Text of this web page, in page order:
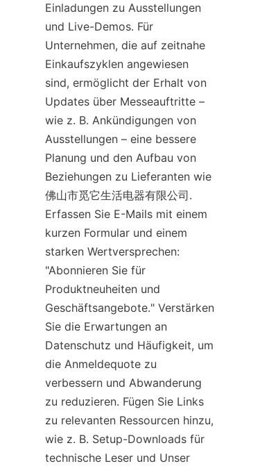
Einladungen zu Ausstellungen
und Live-Demos. Für
Unternehmen, die auf zeitnahe
Einkaufszyklen angewiesen
sind, ermöglicht der Erhalt von
Updates über Messeauftritte –
wie z. B. Ankündigungen von
Ausstellungen – eine bessere
Planung und den Aufbau von
Beziehungen zu Lieferanten wie
佛山市觅它生活电器有限公司.
Erfassen Sie E-Mails mit einem
kurzen Formular und einem
starken Wertversprechen:
"Abonnieren Sie für
Produktneuheiten und
Geschäftsangebote." Verstärken
Sie die Erwartungen an
Datenschutz und Häufigkeit, um
die Anmeldequote zu
verbessern und Abwanderung
zu reduzieren. Fügen Sie Links
zu relevanten Ressourcen hinzu,
wie z. B. Setup-Downloads für
technische Leser und Unser